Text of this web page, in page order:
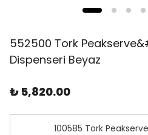
552500 Tork
Dispenseri Beyaz
₺ 5,820.00
100585 Tork